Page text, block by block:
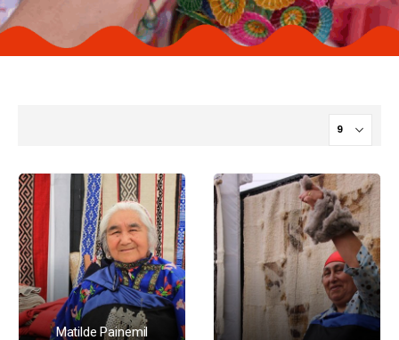
Matilde Painemil